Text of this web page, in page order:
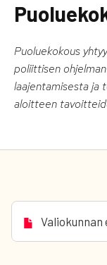
Puoluekokous
poliittisen
laajentamisesta ja
aloitteen
Valiokunnan